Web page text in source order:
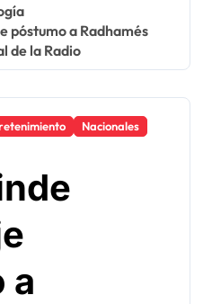
póstumo a Radhamés
de la Radio
Nacionales
a